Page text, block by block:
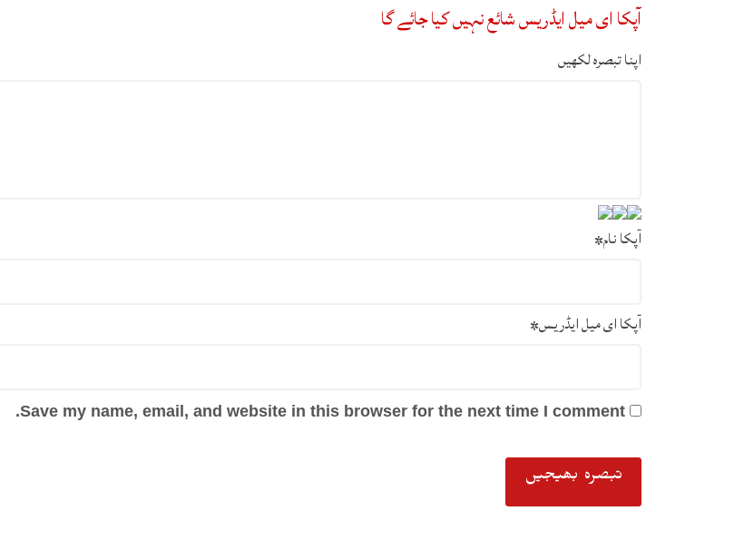
آپکا ای میل ایڈریس شائع نہیں کیا جائے گا
اپنا تبصرہ لکھیں
آپکا نام*
آپکا ای میل ایڈریس*
Save my name, email, and website in this browser for the next time I comment.